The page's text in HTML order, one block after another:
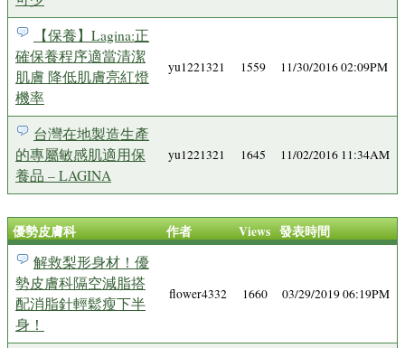
【保養】Lagina:正
確保養程序適當清潔
肌膚 降低肌膚亮紅燈
機率
yu1221321 1559 11/30/2016 02:09PM
台灣在地製造生產
的專屬敏感肌適用保
養品 – LAGINA
yu1221321 1645 11/02/2016 11:34AM
優勢皮膚科 作者 Views 發表時間
解救梨形身材！優
勢皮膚科隔空減脂搭
配消脂針輕鬆瘦下半
身！
flower4332 1660 03/29/2019 06:19PM